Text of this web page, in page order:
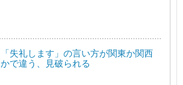
「失礼します」の言い方が関東か関西
かで違う、見破られる